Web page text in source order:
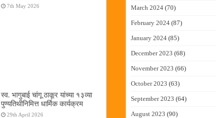
7th May 2026
स्व. भागुबाई चांगू ठाकूर यांच्या १३व्या
पुण्यतिथीनिमित्त धार्मिक कार्यक्रम
29th April 2026
March 2024 (70)
February 2024 (87)
January 2024 (85)
December 2023 (68)
November 2023 (66)
October 2023 (63)
September 2023 (64)
August 2023 (90)